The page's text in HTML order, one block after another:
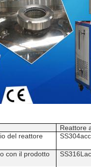
Reattore
del reattore
SS304
con il prodotto SS316L